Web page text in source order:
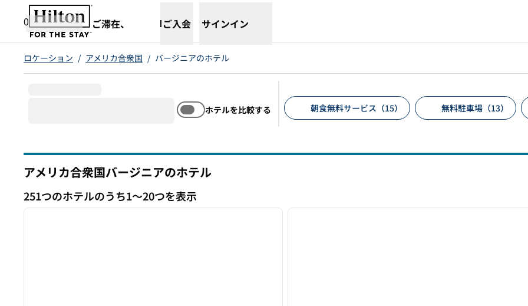
コンテンツに移動
0
ご滞在、
新しいタブで開きます
ご入会 サインイン
ロケーション / アメリカ合衆国 / バージニアのホテル
ホテルを比較する 朝食無料サービス（15） 無料駐車場（13）
アメリカ合衆国バージニアのホテル
251つのホテルのうち1～20つを表示
251つのホテルを表示
1/11
次の画像1/12